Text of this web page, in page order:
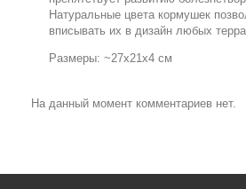
Натуральные цвета кормушек
вписывать их в дизайн любых
Размеры: ~27x21x4 см
На данный момент комментариев нет.